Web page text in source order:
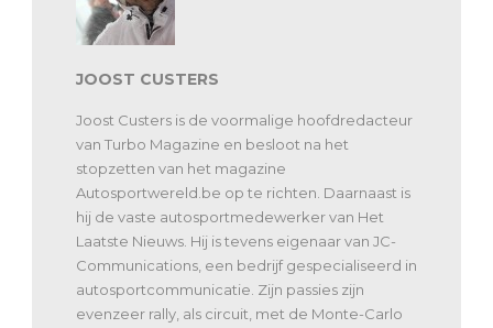
JOOST CUSTERS
Joost Custers is de voormalige hoofdredacteur
van Turbo Magazine en besloot na het
stopzetten van het magazine
Autosportwereld.be op te richten. Daarnaast is
hij de vaste autosportmedewerker van Het
Laatste Nieuws. Hij is tevens eigenaar van JC-
Communications, een bedrijf gespecialiseerd in
autosportcommunicatie. Zijn passies zijn
evenzeer rally, als circuit, met de Monte-Carlo